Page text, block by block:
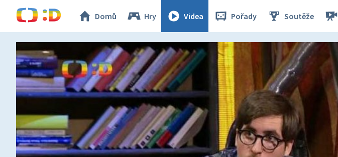
Domů Hry Videa Pořady Soutěže